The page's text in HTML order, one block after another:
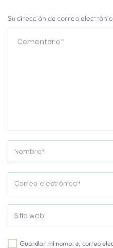
Su dirección de correo
Guardar mi nombre, correo